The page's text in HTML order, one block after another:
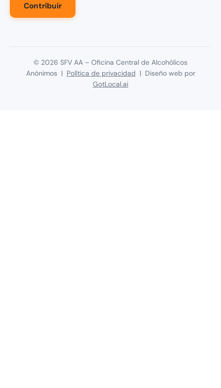
Contribuir
© 2026 SFV AA – Oficina Central de Alcohólicos
Anónimos | Política de privacidad | Diseño web por
GotLocal.ai